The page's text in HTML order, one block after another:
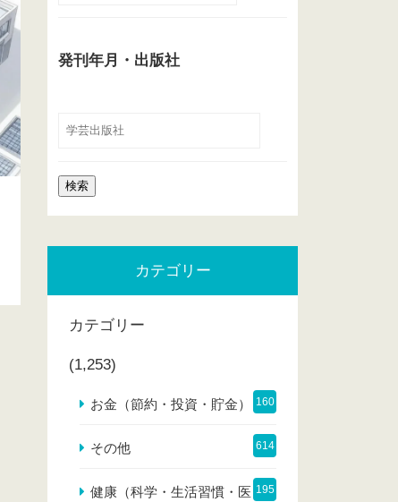
発刊年月・出版社
カテゴリー
カテゴリー
(1,253)
お金（節約・投資・貯金） 160
その他 614
健康（科学・生活習慣・医 195